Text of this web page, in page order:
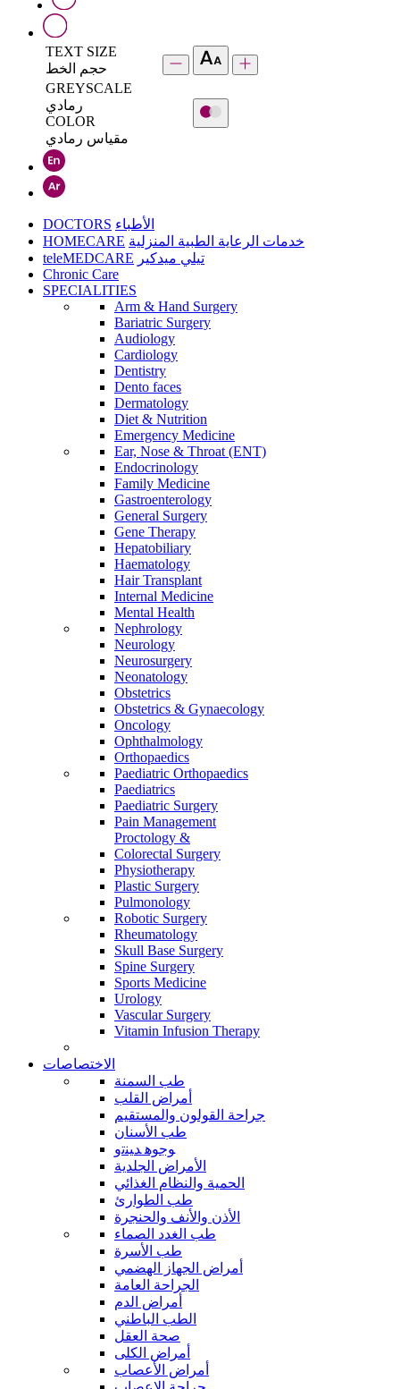
TEXT SIZE
حجم الخط
GREYSCALE
رمادي
COLOR
مقياس رمادي
DOCTORS الأطباء
HOMECARE خدمات الرعاية الطبية المنزلية
teleMEDCARE تيلي ميدكير
Chronic Care
SPECIALITIES
Arm & Hand Surgery
Bariatric Surgery
Audiology
Cardiology
Dentistry
Dento faces
Dermatology
Diet & Nutrition
Emergency Medicine
Ear, Nose & Throat (ENT)
Endocrinology
Family Medicine
Gastroenterology
General Surgery
Gene Therapy
Hepatobiliary
Haematology
Hair Transplant
Internal Medicine
Mental Health
Nephrology
Neurology
Neurosurgery
Neonatology
Obstetrics
Obstetrics & Gynaecology
Oncology
Ophthalmology
Orthopaedics
Paediatric Orthopaedics
Paediatrics
Paediatric Surgery
Pain Management
Proctology &
Colorectal Surgery
Physiotherapy
Plastic Surgery
Pulmonology
Robotic Surgery
Rheumatology
Skull Base Surgery
Spine Surgery
Sports Medicine
Urology
Vascular Surgery
Vitamin Infusion Therapy
الاختصاصات
طب السمنة
أمراض القلب
جراحة القولون والمستقيم
طب الأسنان
ﻮﺟﻮﻫ ﺪﻴﻨﺗﻭ
الأمراض الجلدية
الحمية والنظام الغذائي
طب الطوارئ
الأذن والأنف والحنجرة
طب الغدد الصماء
طب الأسرة
أمراض الجهاز الهضمي
الجراحة العامة
أمراض الدم
الطب الباطني
صحة العقل
أمراض الكلى
أمراض الأعصاب